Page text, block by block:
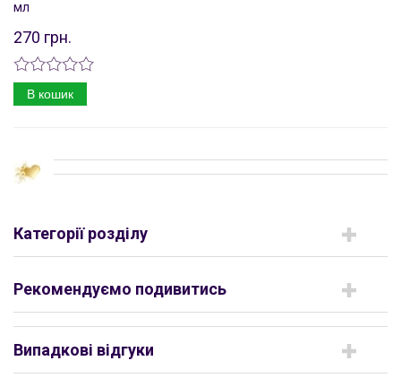
мл
270 грн.
В кошик
Категорії розділу
Рекомендуємо подивитись
Випадкові відгуки